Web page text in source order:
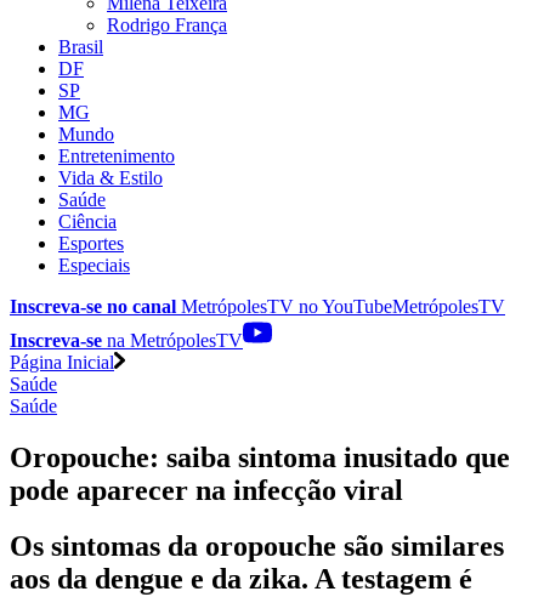
Rodrigo França
Brasil
DF
SP
MG
Mundo
Entretenimento
Vida & Estilo
Saúde
Ciência
Esportes
Especiais
Inscreva-se no canal MetrópolesTV noYouTubeMetrópolesTV
Inscreva-se na MetrópolesTV
Página Inicial
Saúde
Saúde
Oropouche: saiba sintoma inusitado que
pode aparecer na infecção viral
Os sintomas da oropouche são similares
aos da dengue e da zika. A testagem é